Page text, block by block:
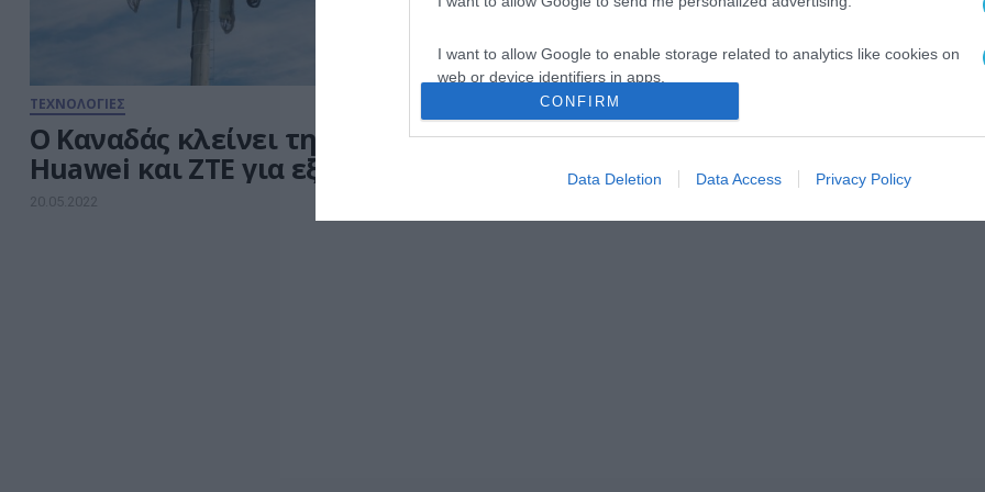
I want to allow Google to enable storage related to analytics like cookies on
web or device identifiers in apps.
I want to allow Google to enable storage related to functionality of the website
I want to allow Google to enable storage related to personalization.
CONFIRM
Data Deletion Data Access Privacy Policy
ΤΕΧΝΟΛΟΓΙΕΣ
O Καναδάς κλείνει την πόρτα σε
Huawei και ZTE για εξοπλισμό 5G
20.05.2022